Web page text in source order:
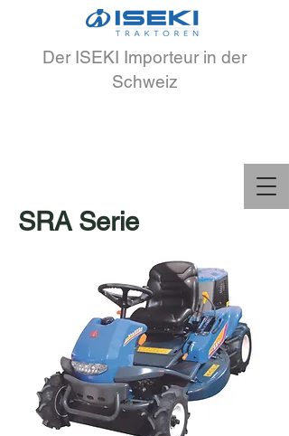
Der ISEKI Importeur in der
Schweiz
SRA Serie